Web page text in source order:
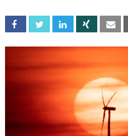
Facebook Twitter Linkedin Xing